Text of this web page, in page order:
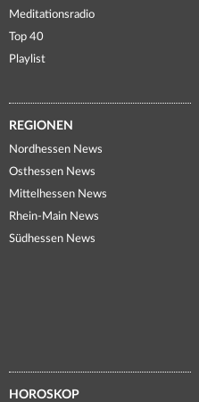
Meditationsradio
Top 40
Playlist
REGIONEN
Nordhessen News
Osthessen News
Mittelhessen News
Rhein-Main News
Südhessen News
HOROSKOP